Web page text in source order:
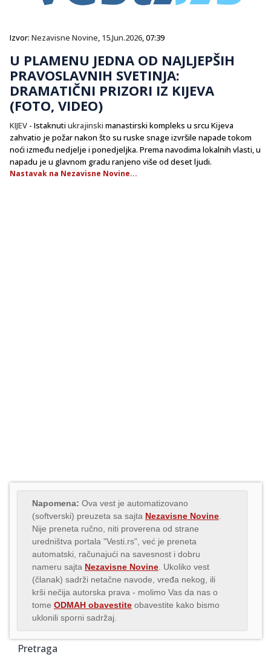
Izvor: Nezavisne Novine, 15.Jun.2026, 07:39
U PLAMENU JEDNA OD NAJLJEPŠIH
PRAVOSLAVNIH SVETINJA:
DRAMATIČNI PRIZORI IZ KIJEVA
(FOTO, VIDEO)
KIJEV - Istaknuti ukrajinski manastirski kompleks u srcu Kijeva
zahvatio je požar nakon što su ruske snage izvršile napade tokom
noći između nedjelje i ponedjeljka. Prema navodima lokalnih vlasti, u
napadu je u glavnom gradu ranjeno više od deset ljudi.
Nastavak na Nezavisne Novine...
Napomena: Ova vest je automatizovano
(softverski) preuzeta sa sajta Nezavisne Novine
Nije preneta ručno, niti proverena od strane
uredništva portala "Vesti.rs", već je preneta
automatski, računajući na savesnost i dobru
nameru sajta Nezavisne Novine . Ukoliko vest
(članak) sadrži netačne navode, vređa nekog, ili
krši nečija autorska prava - molimo Vas da nas o
tome ODMAH obavestite obavestite kako bismo
uklonili sporni sadržaj.
Pretraga